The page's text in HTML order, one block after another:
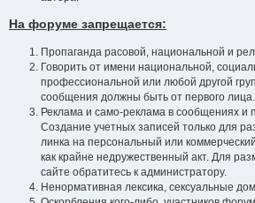
На форуме запрещается:
Пропаганда расовой, национальной и
Говорить от имени национальной,
профессиональной или любой другой
сообщения должны быть от первого лица.
Реклама и само-реклама в сообщениях и
Создание учетных записей только для
линка на персональный или
как крайне недружественный акт. Для
сайте обратитесь к администратору.
Ненормативная лексика, сексуальные